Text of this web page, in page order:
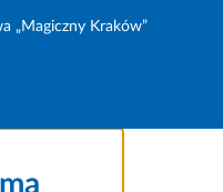
„Magiczny Kraków”